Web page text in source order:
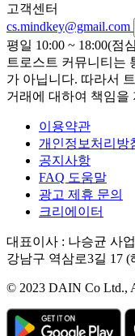
고객센터
cs.mindkey@gmail.com
평일 10:00 ~ 18:00(점
트로스트 커뮤니티는
가 아닙니다. 따라서
거래에 대하여 책임을
이용약관
개인정보처리방
공지사항
FAQ 도움말
광고 제휴 문의
크리에이터
대표이사 : 나승균 사
강남구 역삼로3길 17 (
© 2023 DAIN Co Ltd.,